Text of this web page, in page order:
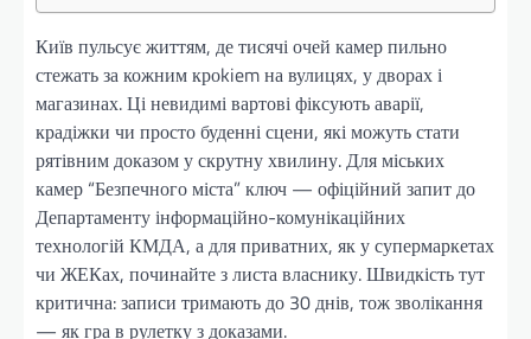
Київ пульсує життям, де тисячі очей камер пильно
стежать за кожним кроkiem на вулицях, у дворах і
магазинах. Ці невидимі вартові фіксують аварії,
крадіжки чи просто буденні сцени, які можуть стати
рятівним доказом у скрутну хвилину. Для міських
камер “Безпечного міста” ключ — офіційний запит до
Департаменту інформаційно-комунікаційних
технологій КМДА, а для приватних, як у супермаркетах
чи ЖЕКах, починайте з листа власнику. Швидкість тут
критична: записи тримають до 30 днів, тож зволікання
— як гра в рулетку з доказами.